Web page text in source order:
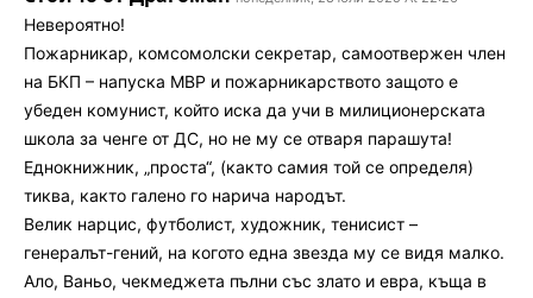
Невероятно!
Пожарникар, комсомолски секретар, самоотвержен член
на БКП – напуска МВР и пожарникарството защото е
убеден комунист, който иска да учи в милиционерската
школа за ченге от ДС, но не му се отваря парашута!
Еднокнижник, „проста“, (както самия той се определя)
тиква, както галено го нарича народът.
Велик нарцис, футболист, художник, тенисист –
генералът-гений, на когото една звезда му се видя малко.
Ало, Ваньо, чекмеджета пълни със злато и евра, къща в